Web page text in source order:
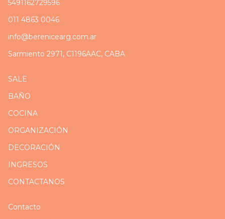
5491162729596
011 4863 0046
info@berenicearg.com.ar
Sarmiento 2971, C1196AAC, CABA
SALE
BAÑO
COCINA
ORGANIZACIÓN
DECORACIÓN
INGRESOS
CONTACTANOS
Contacto